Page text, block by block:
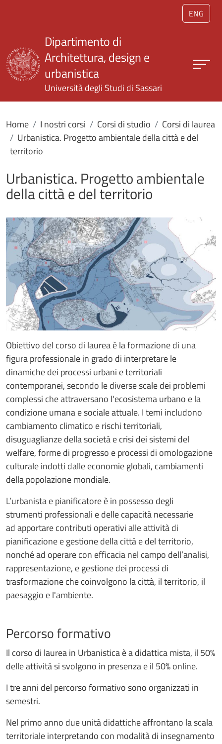
Salta al contenuto principale
ENG
Dipartimento di
Architettura, design e
urbanistica
Università degli Studi di Sassari
Home I nostri corsi Corsi di studio
Corsi di laurea
Urbanistica. Progetto ambientale della città e del
territorio
Urbanistica. Progetto ambientale
della città e del territorio
Obiettivo del corso di laurea è la formazione di una
figura professionale in grado di interpretare le
dinamiche dei processi urbani e territoriali
contemporanei, secondo le diverse scale dei problemi
complessi che attraversano l'ecosistema urbano e la
condizione umana e sociale attuale. I temi includono
cambiamento climatico e rischi territoriali,
disuguaglianze della società e crisi dei sistemi del
welfare, forme di progresso e processi di omologazione
culturale indotti dalle economie globali, cambiamenti
della popolazione mondiale.
L’urbanista e pianificatore è in possesso degli
strumenti professionali e delle capacità necessarie
ad apportare contributi operativi alle attività di
pianificazione e gestione della città e del territorio,
nonché ad operare con efficacia nel campo dell’analisi,
rappresentazione, e gestione dei processi di
trasformazione che coinvolgono la città, il territorio, il
paesaggio e l'ambiente.
Percorso formativo
Il corso di laurea in Urbanistica è a didattica mista, il 50%
delle attività si svolgono in presenza e il 50% online.
I tre anni del percorso formativo sono organizzati in
semestri.
Nel primo anno due unità didattiche affrontano la scala
territoriale interpretando con modalità di insegnamento